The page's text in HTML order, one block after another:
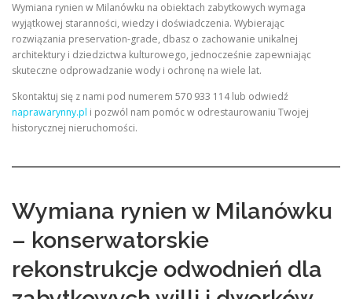
Wymiana rynien w Milanówku na obiektach zabytkowych wymaga
wyjątkowej staranności, wiedzy i doświadczenia. Wybierając
rozwiązania preservation-grade, dbasz o zachowanie unikalnej
architektury i dziedzictwa kulturowego, jednocześnie zapewniając
skuteczne odprowadzanie wody i ochronę na wiele lat.
Skontaktuj się z nami pod numerem 570 933 114 lub odwiedź
naprawarynny.pl i pozwól nam pomóc w odrestaurowaniu Twojej
historycznej nieruchomości.
Wymiana rynien w Milanówku
– konserwatorskie
rekonstrukcje odwodnień dla